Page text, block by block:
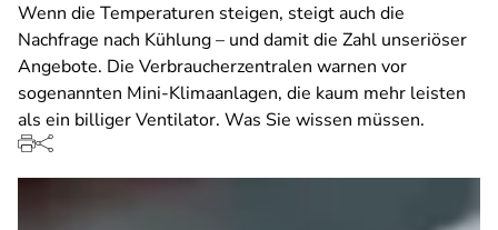
Wenn die Temperaturen steigen, steigt auch die
Nachfrage nach Kühlung – und damit die Zahl unseriöser
Angebote. Die Verbraucherzentralen warnen vor
sogenannten Mini-Klimaanlagen, die kaum mehr leisten
als ein billiger Ventilator. Was Sie wissen müssen.